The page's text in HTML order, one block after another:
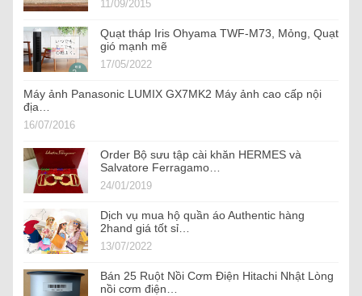
11/09/2015
Quạt tháp Iris Ohyama TWF-M73, Mỏng, Quạt
gió mạnh mẽ
17/05/2022
Máy ảnh Panasonic LUMIX GX7MK2 Máy ảnh cao cấp nội
địa…
16/07/2016
Order Bộ sưu tập cài khăn HERMES và
Salvatore Ferragamo…
24/01/2019
Dịch vụ mua hộ quần áo Authentic hàng
2hand giá tốt sỉ…
13/07/2022
Bán 25 Ruột Nồi Cơm Điện Hitachi Nhật Lòng
nồi cơm điện…